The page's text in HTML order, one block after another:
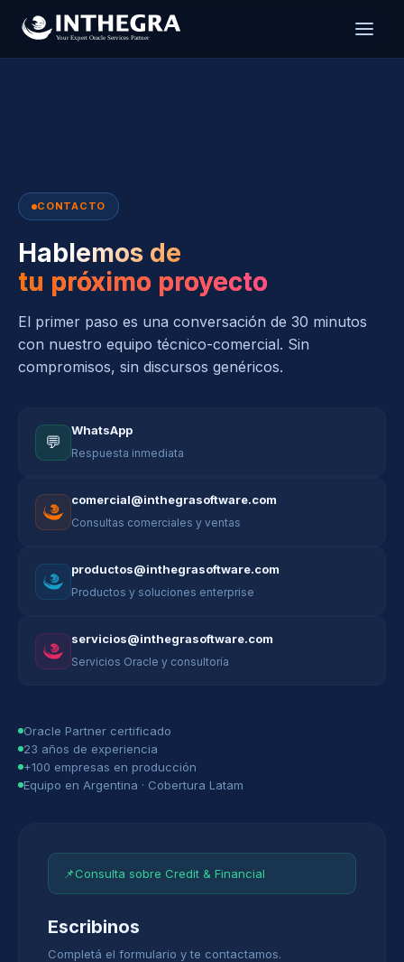
CONTACTO
Hablemos de
tu próximo proyecto
El primer paso es una conversación de 30 minutos
con nuestro equipo técnico-comercial. Sin
compromisos, sin discursos genéricos.
💬
WhatsApp
Respuesta inmediata
comercial@inthegrasoftware.com
Consultas comerciales y ventas
productos@inthegrasoftware.com
Productos y soluciones enterprise
servicios@inthegrasoftware.com
Servicios Oracle y consultoría
Oracle Partner certificado
23 años de experiencia
+100 empresas en producción
Equipo en Argentina · Cobertura Latam
📌Consulta sobre Credit & Financial
Escribinos
Completá el formulario y te contactamos.